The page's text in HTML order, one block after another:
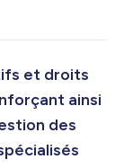
de
issus de 35 pays
et droits
ainsi
des